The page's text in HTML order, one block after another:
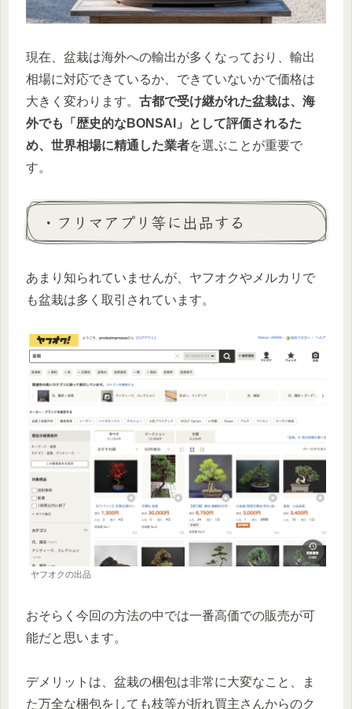
現在、盆栽は海外への輸出が多くなっており、輸出
相場に対応できているか、できていないかで価格は
大きく変わります。 古都で受け継がれた盆栽は、海
外でも「歴史的なBONSAI」として評価されるた
め、世界相場に精通した業者を選ぶことが重要で
す。
・フリマアプリ等に出品する
あまり知られていませんが、ヤフオクやメルカリで
も盆栽は多く取引されています。
ヤフオクの出品
おそらく今回の方法の中では一番高価での販売が可
能だと思います。
デメリットは、盆栽の梱包は非常に大変なこと、ま
た万全な梱包をしても枝等が折れ買主さんからのク